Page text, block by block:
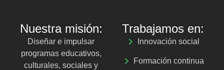
Nuestra misión:
Diseñar e impulsar
programas educativos,
culturales, sociales y
Trabajamos en:
Innovación social
Formación continua